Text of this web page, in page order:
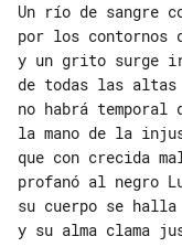
Un río de sangre
por los contornos
y un grito surge
de todas las
no habrá temporal
la mano de la
que con crecida
profanó al negro
su cuerpo se halla
y su alma clama